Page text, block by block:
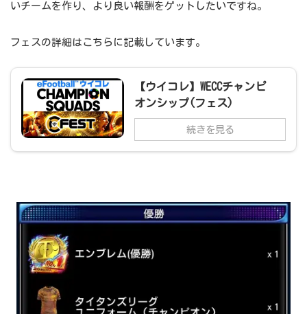
いチームを作り、より良い報酬をゲットしたいですね。
フェスの詳細はこちらに記載しています。
【ウイコレ】WECCチャンピ
オンシップ(フェス)
続きを見る